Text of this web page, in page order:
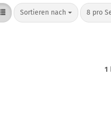
Sortieren nach
Sortieren nach 8 pro
pro
1